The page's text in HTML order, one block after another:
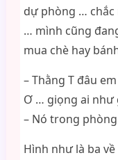
dự phòng … chắc
… mình cũng
mua chè hay
– Thằng T đâu
Ơ … giọng ai như
– Nó trong
Hình như là ba